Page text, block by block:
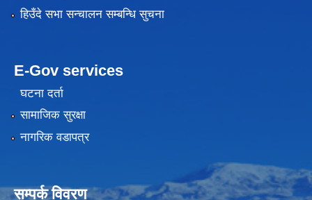
हिउँदे सभा सन्चालन सम्बन्धि सुचना
E-Gov services
घटना दर्ता
सामाजिक सुरक्षा
नागरिक वडापत्र
सम्पर्क विवरण